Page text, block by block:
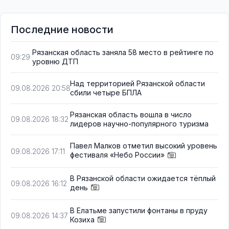
Последние новости
09:29
Рязанская область заняла 58 место в рейтинге по
уровню ДТП
09.08.2026 20:58
Над территорией Рязанской области
сбили четыре БПЛА
09.08.2026 18:32
Рязанская область вошла в число
лидеров научно-популярного туризма
09.08.2026 17:11
Павел Малков отметил высокий уровень
фестиваля «Небо России»
09.08.2026 16:12
В Рязанской области ожидается тёплый
день
09.08.2026 14:37
В Елатьме запустили фонтаны в пруду
Козиха